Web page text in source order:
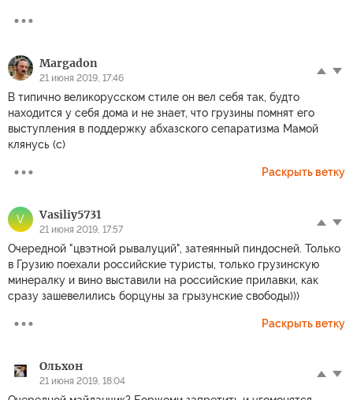
Margadon
21 июня 2019, 17:46
В типично великорусском стиле он вел себя так, будто
находится у себя дома и не знает, что грузины помнят его
выступления в поддержку абхазского сепаратизма Мамой
клянусь (с)
Раскрыть ветку
V Vasiliy5731
21 июня 2019, 17:57
Очередной "цвэтной рывалуций", затеянный пиндосней. Только
в Грузию поехали российские туристы, только грузинскую
минералку и вино выставили на российские прилавки, как
сразу зашевелились борцуны за грызунские свободы)))
Раскрыть ветку
Ольхон
21 июня 2019, 18:04